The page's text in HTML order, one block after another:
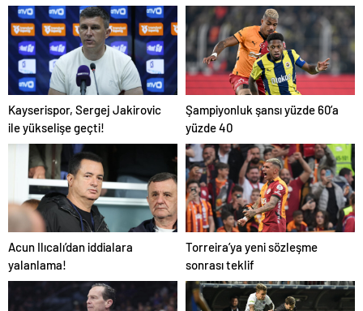
Konya rent a car
Kayserispor, Sergej Jakirovic
ile yükselişe geçti!
Şampiyonluk şansı yüzde 60’a
yüzde 40
Acun Ilıcalı’dan iddialara
yalanlama!
Torreira’ya yeni sözleşme
sonrası teklif